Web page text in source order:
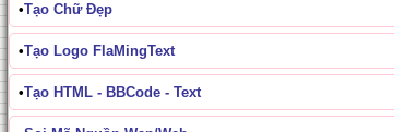
•Tạo Chữ Đẹp
•Tạo Logo FlaMingText
•Tạo HTML - BBCode - Text